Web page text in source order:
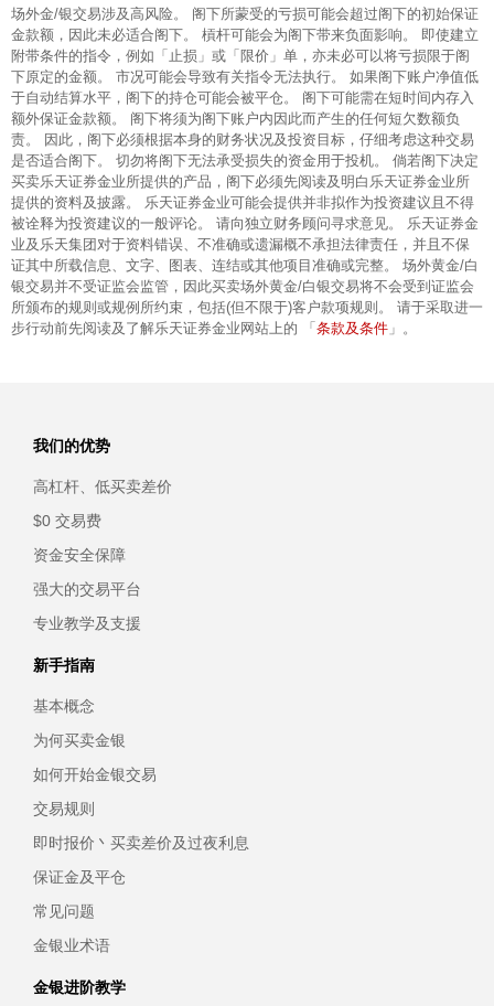
场外金/银交易涉及高风险。 阁下所蒙受的亏损可能会超过阁下的初始保证
金款额，因此未必适合阁下。 槓杆可能会为阁下带来负面影响。 即使建立
附带条件的指令，例如「止损」或「限价」单，亦未必可以将亏损限于阁
下原定的金额。 市况可能会导致有关指令无法执行。 如果阁下账户净值低
于自动结算水平，阁下的持仓可能会被平仓。 阁下可能需在短时间内存入
额外保证金款额。 阁下将须为阁下账户内因此而产生的任何短欠数额负
责。 因此，阁下必须根据本身的财务状况及投资目标，仔细考虑这种交易
是否适合阁下。 切勿将阁下无法承受损失的资金用于投机。 倘若阁下决定
买卖乐天证券金业所提供的产品，阁下必须先阅读及明白乐天证券金业所
提供的资料及披露。 乐天证券金业可能会提供并非拟作为投资建议且不得
被诠释为投资建议的一般评论。 请向独立财务顾问寻求意见。 乐天证券金
业及乐天集团对于资料错误、不准确或遗漏概不承担法律责任，并且不保
证其中所载信息、文字、图表、连结或其他项目准确或完整。 场外黄金/白
银交易并不受证监会监管，因此买卖场外黄金/白银交易将不会受到证监会
所颁布的规则或规例所约束，包括(但不限于)客户款项规则。 请于采取进一
步行动前先阅读及了解乐天证券金业网站上的 「 条款及条件 」。
我们的优势
高杠杆、低买卖差价
$0 交易费
资金安全保障
强大的交易平台
专业教学及支援
新手指南
基本概念
为何买卖金银
如何开始金银交易
交易规则
即时报价丶买卖差价及过夜利息
保证金及平仓
常见问题
金银业术语
金银进阶教学